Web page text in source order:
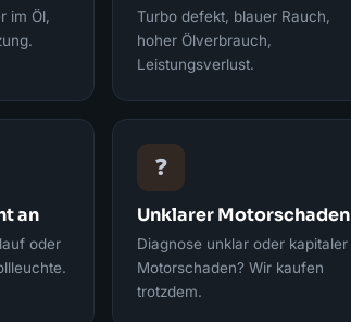
im Öl,
Turbo defekt, blauer Rauch,
hoher Ölverbrauch,
Leistungsverlust.
an
oder
❓
Unklarer Motorschaden
Diagnose unklar oder kapitaler
Motorschaden? Wir kaufen
trotzdem.